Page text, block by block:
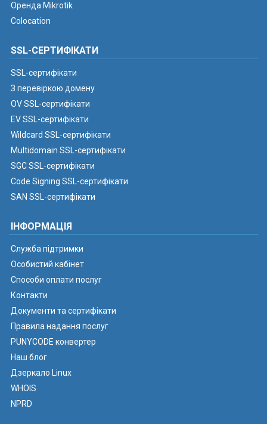
Оренда Mikrotik
Colocation
SSL-СЕРТИФІКАТИ
SSL-сертифікати
З перевіркою домену
OV SSL-сертифікати
EV SSL-сертифікати
Wildcard SSL-сертифікати
Multidomain SSL-сертифікати
SGC SSL-сертифікати
Code Signing SSL-сертифікати
SAN SSL-сертифікати
ІНФОРМАЦІЯ
Служба підтримки
Особистий кабінет
Способи оплати послуг
Контакти
Документи та сертифікати
Правила надання послуг
PUNYCODE конвертер
Наш блог
Дзеркало Linux
WHOIS
NPRD